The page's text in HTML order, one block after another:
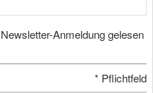
Anmeldung gelesen
* Pflichtfeld